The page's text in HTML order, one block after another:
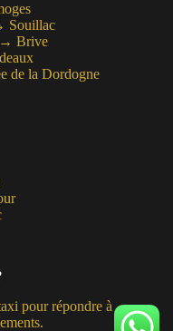
Souillac
→Brive
de la Dordogne
pour répondre à